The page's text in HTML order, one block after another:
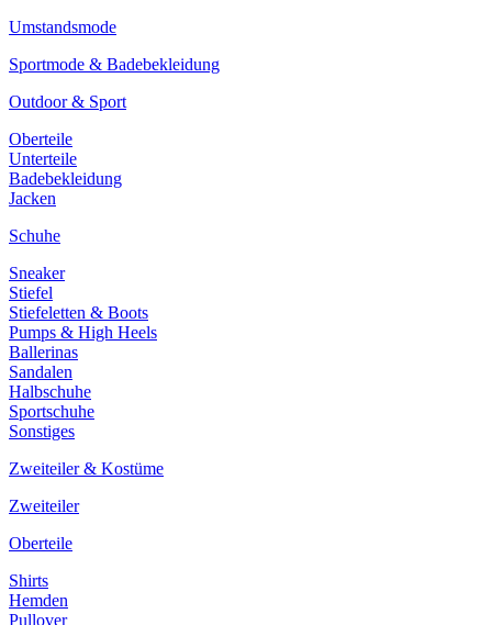
Umstandsmode
Sportmode & Badebekleidung
Outdoor & Sport
Oberteile
Unterteile
Badebekleidung
Jacken
Schuhe
Sneaker
Stiefel
Stiefeletten & Boots
Pumps & High Heels
Ballerinas
Sandalen
Halbschuhe
Sportschuhe
Sonstiges
Zweiteiler & Kostüme
Zweiteiler
Oberteile
Shirts
Hemden
Pullover